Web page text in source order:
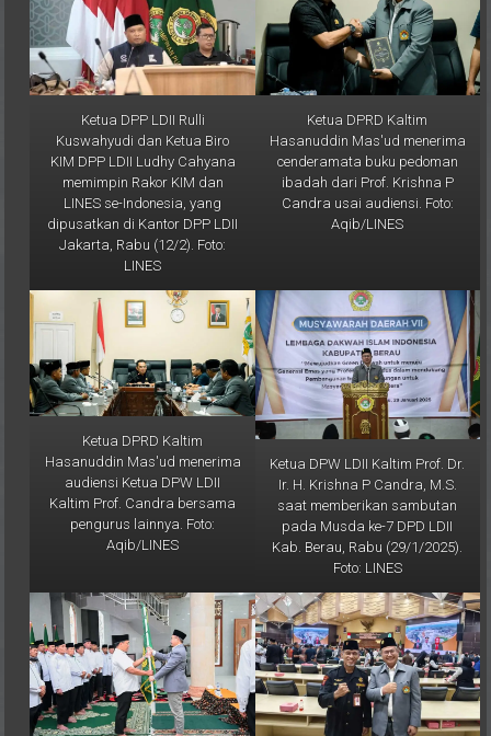
Ketua DPP LDII Rulli
Kuswahyudi dan Ketua Biro
KIM DPP LDII Ludhy Cahyana
memimpin Rakor KIM dan
LINES se-Indonesia, yang
dipusatkan di Kantor DPP LDII
Jakarta, Rabu (12/2). Foto:
LINES
Ketua DPRD Kaltim
Hasanuddin Mas'ud menerima
cenderamata buku pedoman
ibadah dari Prof. Krishna P
Candra usai audiensi. Foto:
Aqib/LINES
Ketua DPRD Kaltim
Hasanuddin Mas'ud menerima
audiensi Ketua DPW LDII
Kaltim Prof. Candra bersama
pengurus lainnya. Foto:
Aqib/LINES
Ketua DPW LDII Kaltim Prof. Dr.
Ir. H. Krishna P Candra, M.S.
saat memberikan sambutan
pada Musda ke-7 DPD LDII
Kab. Berau, Rabu (29/1/2025).
Foto: LINES